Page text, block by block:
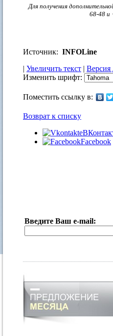
Для получения
68-48 и
Источник: INFOLine
| Увеличить текст | Версия
Изменить шрифт:
Поместить ссылку в:
Возврат к списку
Facebook
Введите Ваш e-mail: